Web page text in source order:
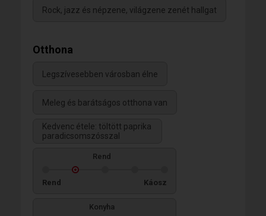
Rock, jazz és népzene, világzene zenét hallgat
Otthona
Legszívesebben városban élne
Meleg és barátságos otthona van
Kedvenc étele: töltött paprika
paradicsomszósszal
Rend
Rend Káosz
Konyha